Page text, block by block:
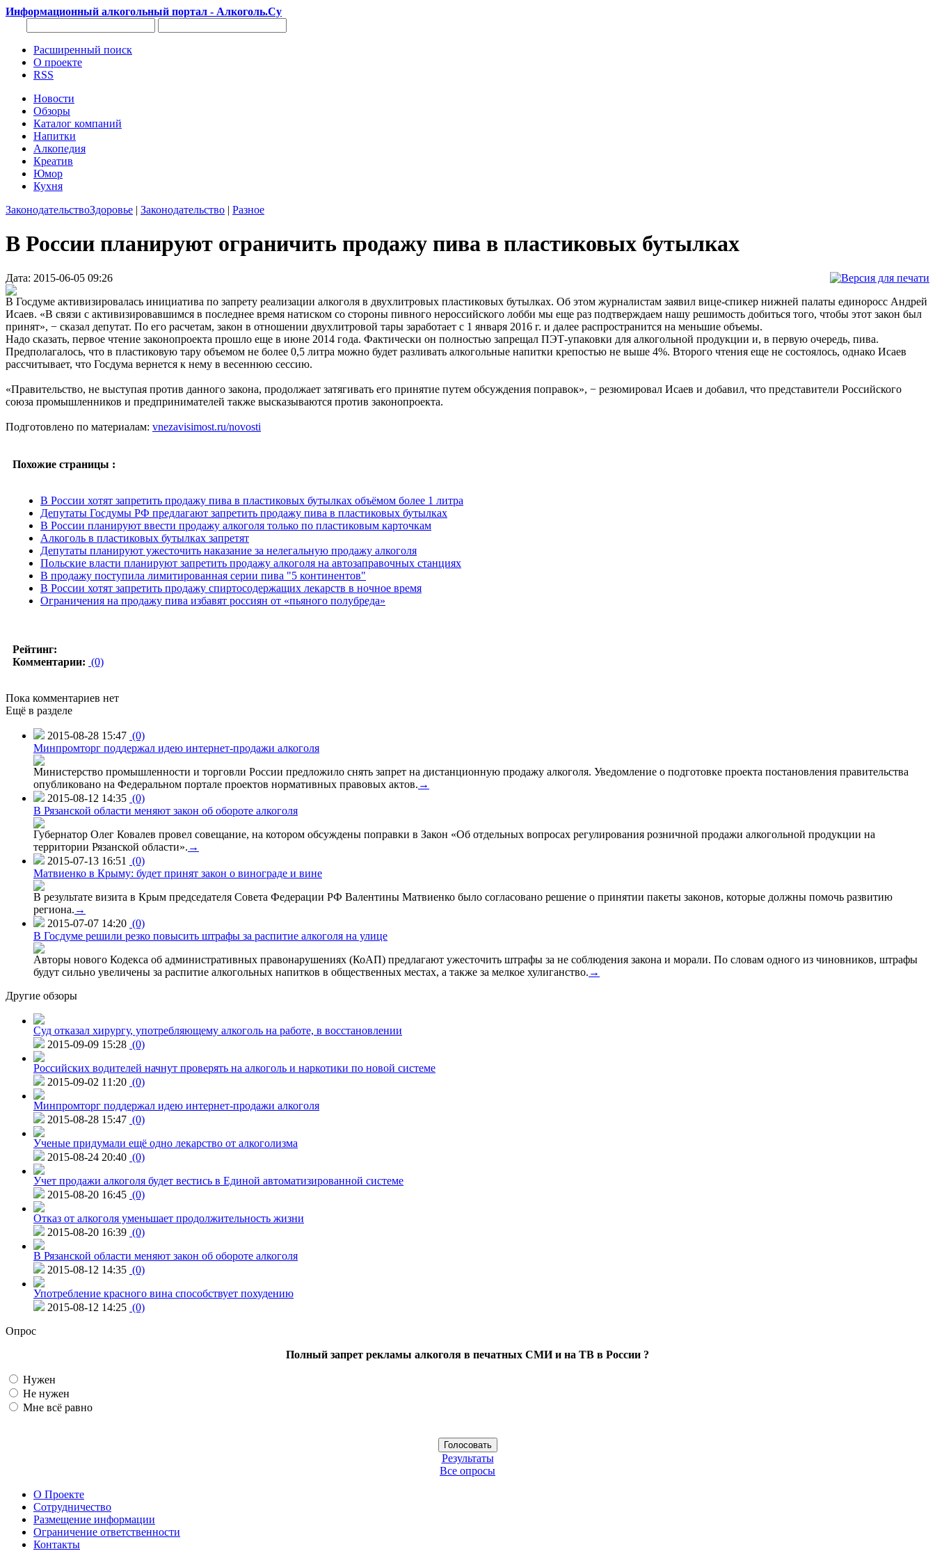
Информационный алкогольный портал - Алкоголь.Су
Расширенный поиск
О проекте
RSS
Новости
Обзоры
Каталог компаний
Напитки
Алкопедия
Креатив
Юмор
Кухня
ЗаконодательствоЗдоровье | Законодательство | Разное
В России планируют ограничить продажу пива в пластиковых бутылках
Дата: 2015-06-05 09:26
В Госдуме активизировалась инициатива по запрету реализации алкоголя в двухлитровых пластиковых бутылках. Об этом журналистам заявил вице-спикер нижней палаты единоросс Андрей
Исаев. «В связи с активизировавшимся в последнее время натиском со стороны пивного нероссийского лобби мы еще раз подтверждаем нашу решимость добиться того, чтобы этот закон был
принят», − сказал депутат. По его расчетам, закон в отношении двухлитровой тары заработает с 1 января 2016 г. и далее распространится на меньшие объемы.
Надо сказать, первое чтение законопроекта прошло еще в июне 2014 года. Фактически он полностью запрещал ПЭТ-упаковки для алкогольной продукции и, в первую очередь, пива.
Предполагалось, что в пластиковую тару объемом не более 0,5 литра можно будет разливать алкогольные напитки крепостью не выше 4%. Второго чтения еще не состоялось, однако Исаев
рассчитывает, что Госдума вернется к нему в весеннюю сессию.
«Правительство, не выступая против данного закона, продолжает затягивать его принятие путем обсуждения поправок», − резюмировал Исаев и добавил, что представители Российского
союза промышленников и предпринимателей также высказываются против законопроекта.
Подготовлено по материалам: vnezavisimost.ru/novosti
Похожие страницы :
В России хотят запретить продажу пива в пластиковых бутылках объёмом более 1 литра
Депутаты Госдумы РФ предлагают запретить продажу пива в пластиковых бутылках
В России планируют ввести продажу алкоголя только по пластиковым карточкам
Алкоголь в пластиковых бутылках запретят
Депутаты планируют ужесточить наказание за нелегальную продажу алкоголя
Польские власти планируют запретить продажу алкоголя на автозаправочных станциях
В продажу поступила лимитированная серии пива "5 континентов"
В России хотят запретить продажу спиртосодержащих лекарств в ночное время
Ограничения на продажу пива избавят россиян от «пьяного полубреда»
Рейтинг:
Комментарии: (0)
Пока комментариев нет
Ещё в разделе
2015-08-28 15:47 (0)
Минпромторг поддержал идею интернет-продажи алкоголя
Министерство промышленности и торговли России предложило снять запрет на дистанционную продажу алкоголя. Уведомление о подготовке проекта постановления правительства
опубликовано на Федеральном портале проектов нормативных правовых актов. →
2015-08-12 14:35 (0)
В Рязанской области меняют закон об обороте алкоголя
Губернатор Олег Ковалев провел совещание, на котором обсуждены поправки в Закон «Об отдельных вопросах регулирования розничной продажи алкогольной продукции на
территории Рязанской области». →
2015-07-13 16:51
(0)
Матвиенко в Крыму: будет принят закон о винограде и вине
В результате визита в Крым председателя Совета Федерации РФ Валентины Матвиенко было согласовано решение о принятии пакеты законов, которые должны помочь развитию
региона. →
2015-07-07 14:20 (0)
В Госдуме решили резко повысить штрафы за распитие алкоголя на улице
Авторы нового Кодекса об административных правонарушениях (КоАП) предлагают ужесточить штрафы за не соблюдения закона и морали. По словам одного из чиновников, штрафы
будут сильно увеличены за распитие алкогольных напитков в общественных местах, а также за мелкое хулиганство. →
Другие обзоры
Суд отказал хирургу, употребляющему алкоголь на работе, в восстановлении
2015-09-09 15:28 (0)
Российских водителей начнут проверять на алкоголь и наркотики по новой системе
2015-09-02 11:20 (0)
Минпромторг поддержал идею интернет-продажи алкоголя
2015-08-28 15:47 (0)
Ученые придумали ещё одно лекарство от алкоголизма
2015-08-24 20:40 (0)
Учет продажи алкоголя будет вестись в Единой автоматизированной системе
2015-08-20 16:45 (0)
Отказ от алкоголя уменьшает продолжительность жизни
2015-08-20 16:39 (0)
В Рязанской области меняют закон об обороте алкоголя
2015-08-12 14:35 (0)
Употребление красного вина способствует похудению
2015-08-12 14:25 (0)
Опрос
Полный запрет рекламы алкоголя в печатных СМИ и на ТВ в России ?
Нужен
Не нужен
Мне всё равно
Результаты
Все опросы
О Проекте
Сотрудничество
Размещение информации
Ограничение ответственности
Контакты